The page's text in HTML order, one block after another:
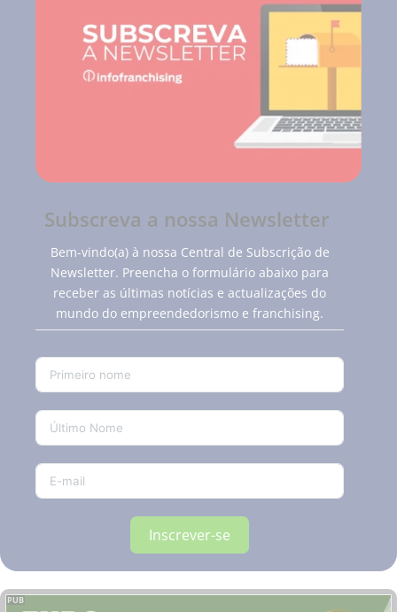
Subscreva a nossa Newsletter
Bem-vindo(a) à nossa Central de Subscrição de
Newsletter. Preencha o formulário abaixo para
receber as últimas notícias e actualizações do
mundo do empreendedorismo e franchising.
Inscrever-se
PUB